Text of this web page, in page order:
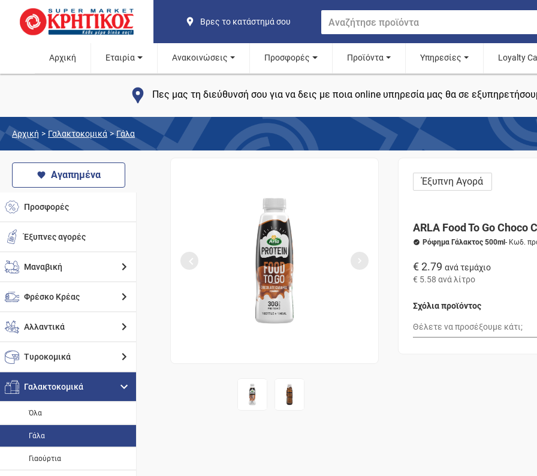
Βρες το κατάστημά σου
Αρχική Εταιρία Ανακοινώσεις Προσφορές Προϊόντα Υπηρεσίες Loyalty
Πες μας τη διεύθυνσή σου για να δεις με ποια online υπηρεσία μας θα σε
Αρχική > Γαλακτοκομικά > Γάλα
Αγαπημένα
Προσφορές
Έξυπνες αγορές
Μαναβική
Φρέσκο Κρέας
Αλλαντικά
Τυροκομικά
Γαλακτοκομικά
Όλα
Γάλα
Γιαούρτια
Έξυπνη Αγορά
ARLA Food To Go Choco
Ρόφημα Γάλακτος 500ml - Κωδ.
€ 2.79 ανά τεμάχιο
€ 5.58 ανά λίτρο
Σχόλια προϊόντος